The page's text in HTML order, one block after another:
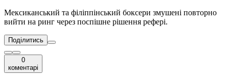
Мексиканський та філіппінський боксери змушені повторно
вийти на ринг через поспішне рішення рефері.
Поділитись
0
коментарі